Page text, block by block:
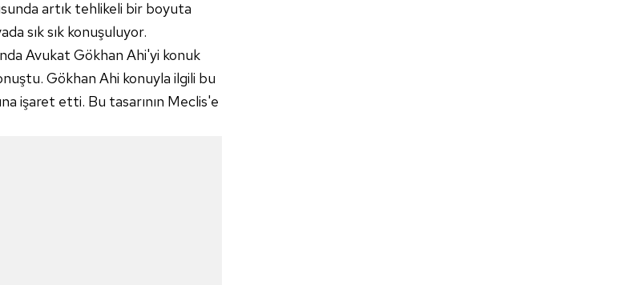
artık tehlikeli bir boyuta
sık sık konuşuluyor.
Avukat Gökhan Ahi'yi konuk
Gökhan Ahi konuyla ilgili bu
işaret etti. Bu tasarının Meclis'e